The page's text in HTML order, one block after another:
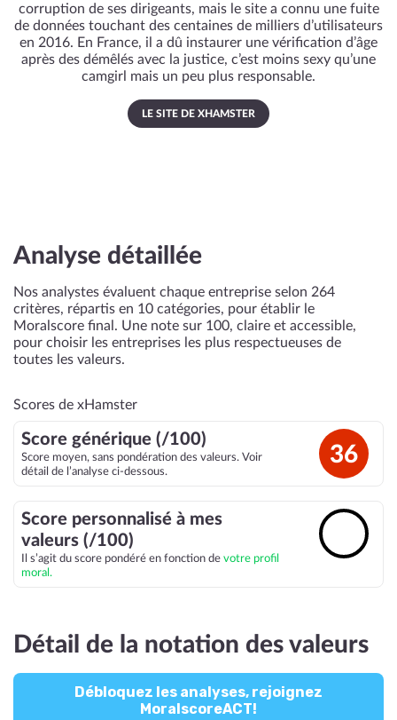
corruption de ses dirigeants, mais le site a connu une fuite
de données touchant des centaines de milliers d’utilisateurs
en 2016. En France, il a dû instaurer une vérification d’âge
après des démêlés avec la justice, c’est moins sexy qu’une
camgirl mais un peu plus responsable.
LE SITE DE XHAMSTER
Analyse détaillée
Nos analystes évaluent chaque entreprise selon 264
critères, répartis en 10 catégories, pour établir le
Moralscore final. Une note sur 100, claire et accessible,
pour choisir les entreprises les plus respectueuses de
toutes les valeurs.
Scores de xHamster
Score générique (/100)
Score moyen, sans pondération des valeurs. Voir
détail de l’analyse ci-dessous.
36
Score personnalisé à mes
valeurs (/100)
Il s’agit du score pondéré en fonction de votre profil
moral.
Détail de la notation des valeurs
Débloquez les analyses, rejoignez
MoralscoreACT!